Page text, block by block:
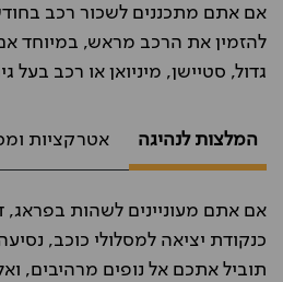
אם אתם מתכננים לשכור רכב
להזמין את הרכב מראש, במיוחד
גדול, סטיישן, מיניואן או רכב בעל
המלצות לנהיגה אטרקציות
אם אתם מעוניינים לשהות
כנקודת יציאה למסלולי כוכב,
תוביל אתכם אל נופים מרהיבים,